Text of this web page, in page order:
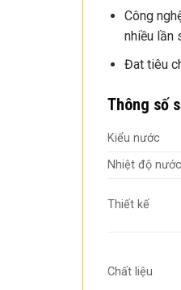
Công
nhiều lần
Đat tiêu
Thông số
Kiểu nước
Nhiệt độ nước
Thiết kế
Chất liệu